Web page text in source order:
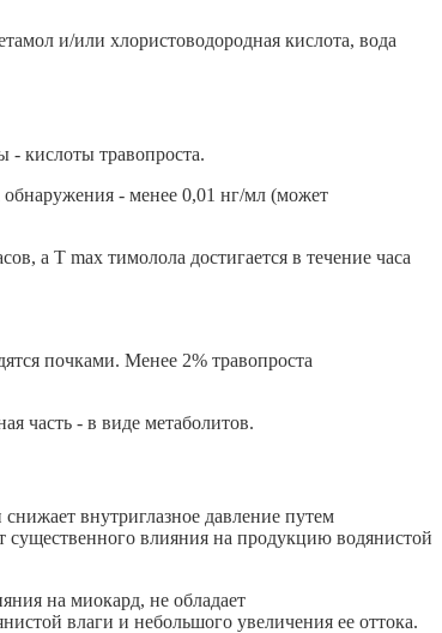
и/или хлористоводородная кислота, вода
- кислоты травопроста.
обнаружения - менее 0,01 нг/мл (может
а Т max тимолола достигается в течение часа
почками. Менее 2% травопроста
часть - в виде метаболитов.
внутриглазное давление путем
существенного влияния на продукцию водянистой
на миокард, не обладает
влаги и небольшого увеличения ее оттока.